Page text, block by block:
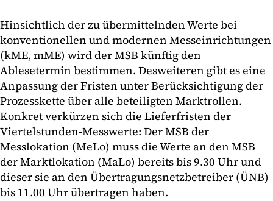
Hinsichtlich der zu übermittelnden Werte bei
konventionellen und modernen Messeinrichtungen
(kME, mME) wird der MSB künftig den
Ablesetermin bestimmen. Desweiteren gibt es eine
Anpassung der Fristen unter Berücksichtigung der
Prozesskette über alle beteiligten Marktrollen.
Konkret verkürzen sich die Lieferfristen der
Viertelstunden-Messwerte: Der MSB der
Messlokation (MeLo) muss die Werte an den MSB
der Marktlokation (MaLo) bereits bis 9.30 Uhr und
dieser sie an den Übertragungsnetzbetreiber (ÜNB)
bis 11.00 Uhr übertragen haben.